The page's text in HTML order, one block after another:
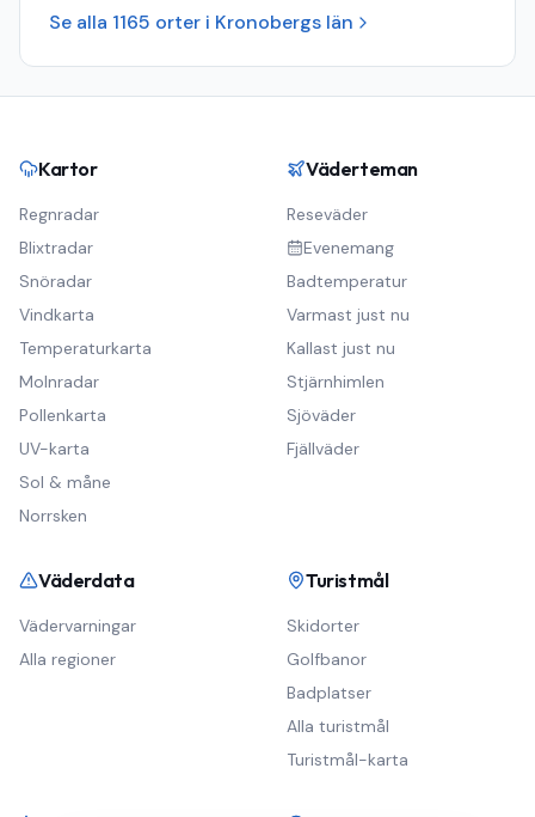
Se alla 1165 orter i Kronobergs län
Kartor
Regnradar
Blixtradar
Snöradar
Vindkarta
Temperaturkarta
Molnradar
Pollenkarta
UV-karta
Sol & måne
Norrsken
Väderteman
Reseväder
Evenemang
Badtemperatur
Varmast just nu
Kallast just nu
Stjärnhimlen
Sjöväder
Fjällväder
Väderdata
Vädervarningar
Alla regioner
Turistmål
Skidorter
Golfbanor
Badplatser
Alla turistmål
Turistmål-karta